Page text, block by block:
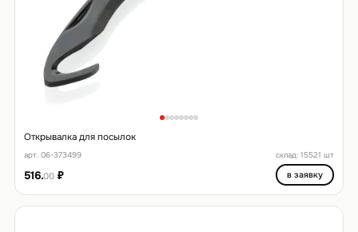
Открывалка для посылок
арт. 06-373499 склад: 15521 шт
516.00₽ в заявку